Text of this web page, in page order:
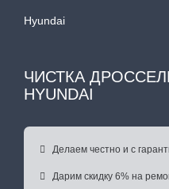
Hyundai
ЧИСТКА
HYUNDAI
 Делаем честно и с
 Дарим скидку 6% на